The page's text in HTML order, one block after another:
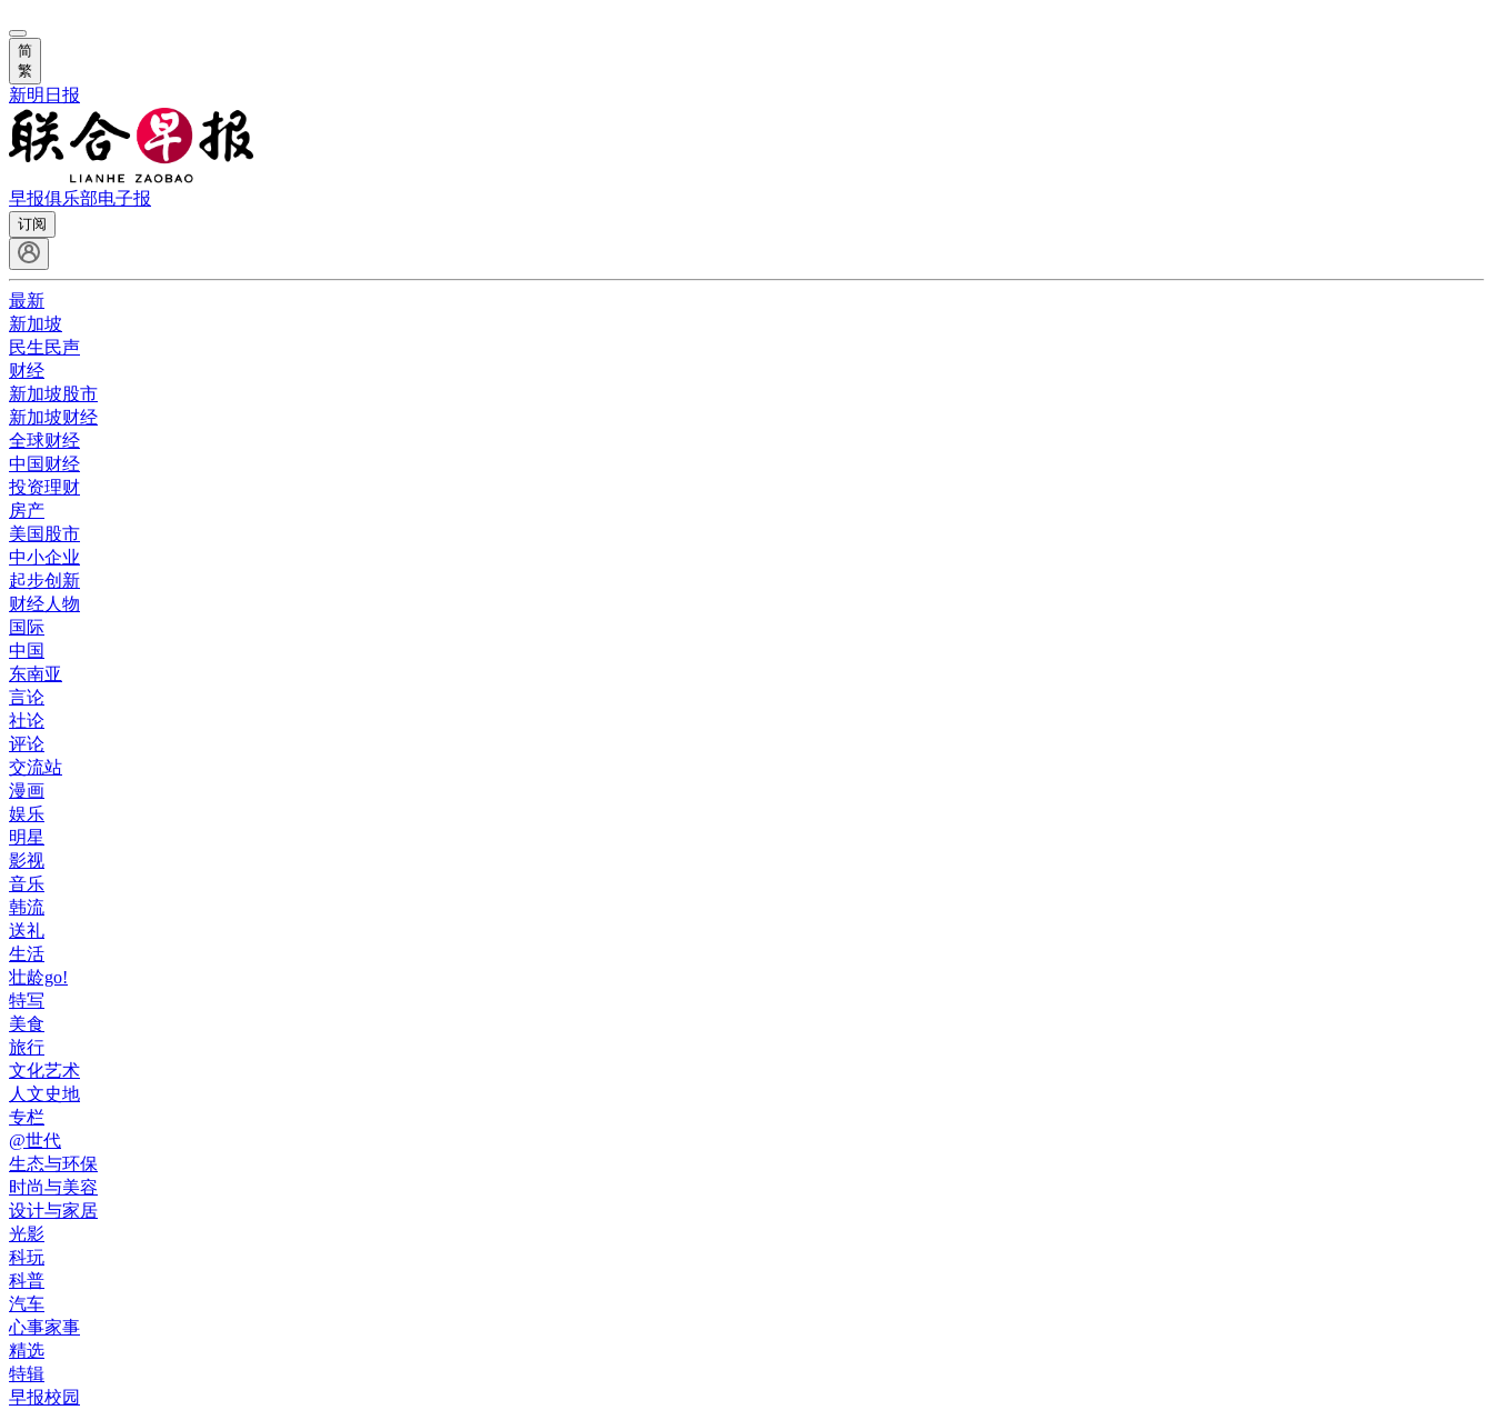
简
繁
新明日报
早报俱乐部电子报
订阅
最新
新加坡
民生民声
财经
新加坡股市
新加坡财经
全球财经
中国财经
投资理财
房产
美国股市
中小企业
起步创新
财经人物
国际
中国
东南亚
言论
社论
评论
交流站
漫画
娱乐
明星
影视
音乐
韩流
送礼
生活
壮龄go!
特写
美食
旅行
文化艺术
人文史地
专栏
@世代
生态与环保
时尚与美容
设计与家居
光影
科玩
科普
汽车
心事家事
精选
特辑
早报校园